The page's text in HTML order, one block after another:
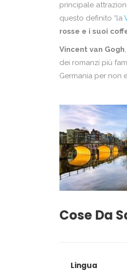
principale
questo definito “la
rosse e i suoi
Vincent van Gogh
dei romanzi più
Germania per non
Cose Da
Lingua